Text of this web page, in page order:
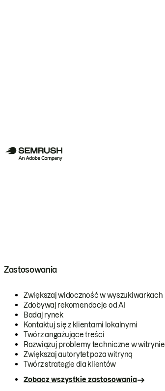
Zastosowania
Zwiększaj widoczność w wyszukiwarkach
Zdobywaj rekomendacje od AI
Badaj rynek
Kontaktuj się z klientami lokalnymi
Twórz angażujące treści
Rozwiązuj problemy techniczne w witrynie
Zwiększaj autorytet poza witryną
Twórz strategie dla klientów
Zobacz wszystkie zastosowania